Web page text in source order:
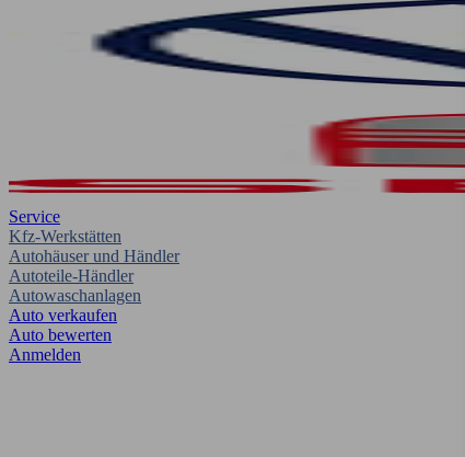
Service
Kfz-Werkstätten
Autohäuser und Händler
Autoteile-Händler
Autowaschanlagen
Auto verkaufen
Auto bewerten
Anmelden